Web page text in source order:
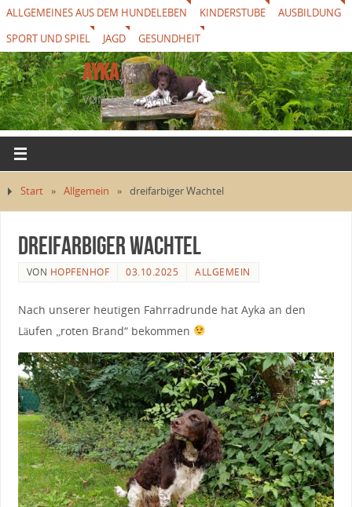
ALLGEMEINES AUS DEM HUNDELEBEN KINDERSTUBE
AUSBILDUNG
SPORT UND SPIEL
JAGD GESUNDHEIT
AYKA
VON THUREWANG
Start » Allgemein » dreifarbiger Wachtel
dreifarbiger Wachtel
VON HOPFENHOF 03.10.2025 ALLGEMEIN
Nach unserer heutigen Fahrradrunde hat Ayka an den
Läufen „roten Brand“ bekommen